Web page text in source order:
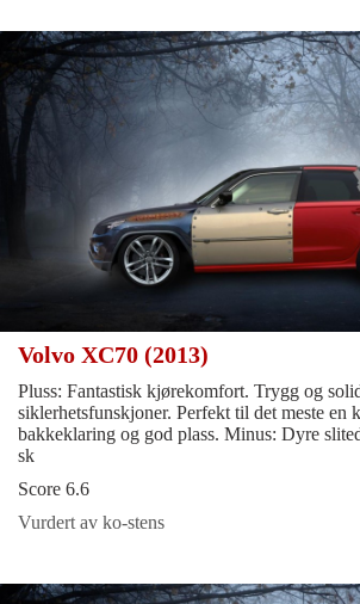
Volvo XC70 (2013)
Pluss: Fantastisk kjørekomfort. Trygg og
siklerhetsfunskjoner. Perfekt til det meste
bakkeklaring og god plass. Minus: Dyre
sk
Score 6.6
Vurdert av ko-stens